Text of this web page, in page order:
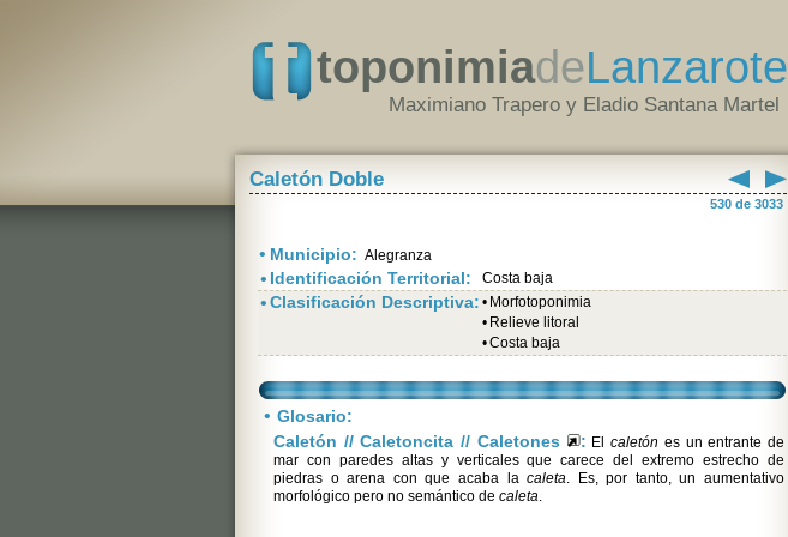
toponimiadeLanzarote
Maximiano Trapero y Eladio Santana Martel
Caletón Doble
530 de 3033
• Municipio: Alegranza
• Identificación Territorial: Costa baja
•Clasificación Descriptiva: • Morfotoponimia
• Relieve litoral
•Costa baja
• Glosario:
Caletón // Caletoncita // Caletones
: Elcaletón es un entrante de
mar con paredes altas y verticales que carece del extremo estrecho de
piedras o arena con que acaba lacaleta. Es, por tanto, un aumentativo
morfológico pero no semántico de caleta.